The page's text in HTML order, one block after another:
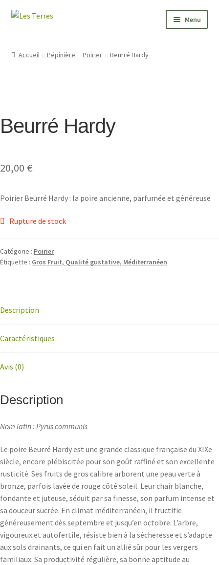
Aller
navigation
Aller
Menu
VALEURS
Accueil Pépinière Poirier Beurré Hardy
Beurré Hardy
20,00 €
Poirier Beurré Hardy : la poire ancienne, parfumée et généreuse
Rupture de stock
Catégorie : Poirier
Étiquette : Gros Fruit, Qualité gustative, Méditerranéen
Description
Caractéristiques
Avis (0)
Description
Nom latin : Pyrus communis
Le poire Beurré Hardy est une grande classique française du XIXe
siècle, encore plébiscitée pour son goût raffiné et son excellente
rusticité. Ses fruits de gros calibre arborent une peau verte à
bronze, parfois lavée de rouge côté soleil. Leur chair blanche,
fondante et juteuse, séduit par sa finesse, son parfum intense et
sa douceur sucrée. En climat méditerranéen, il fructifie
généreusement dès septembre et jusqu’en octobre. L’arbre,
vigoureux et autofertile, résiste bien à la sécheresse et s’adapte
aux sols drainants, ce qui en fait un allié sûr pour les vergers
familiaux. Sa productivité régulière, sa bonne aptitude au